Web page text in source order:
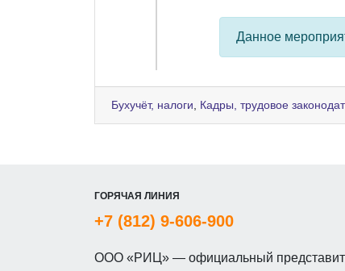
Данное
Бухучёт, налоги Кадры, трудовое
ГОРЯЧАЯ ЛИНИЯ
+7 (812) 9-606-900
ООО «РИЦ» — официальный